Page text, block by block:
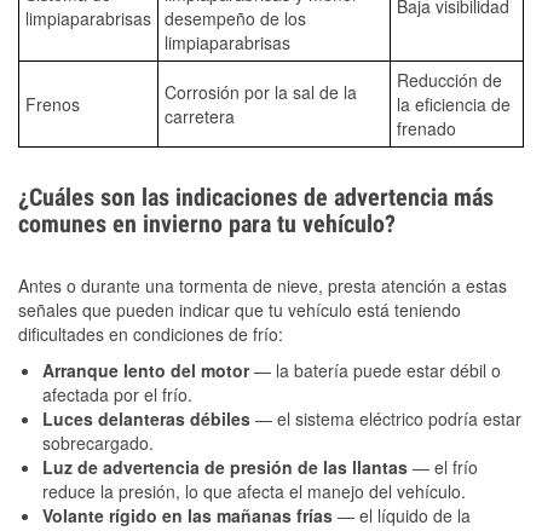
limpiaparabrisas desempeño de los
limpiaparabrisas
Baja visibilidad
Frenos
Corrosión por la sal de la
carretera
Reducción de
la eficiencia de
frenado
¿Cuáles son las indicaciones de advertencia más
comunes en invierno para tu vehículo?
Antes o durante una tormenta de nieve, presta atención a estas
señales que pueden indicar que tu vehículo está teniendo
dificultades en condiciones de frío:
Arranque lento del motor— la batería puede estar débil o
afectada por el frío.
Luces delanteras débiles — el sistema eléctrico podría estar
sobrecargado.
Luz de advertencia de presión de las llantas — el frío
reduce la presión, lo que afecta el manejo del vehículo.
Volante rígido en las mañanas frías — el líquido de la